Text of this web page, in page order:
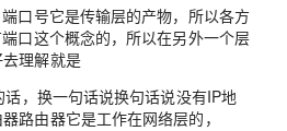
口号它是传输层的产物，所以各方
口这个概念的，所以在另外一个层
理解就是
，换一句话说换句话说没有IP地
路由器它是工作在网络层的，